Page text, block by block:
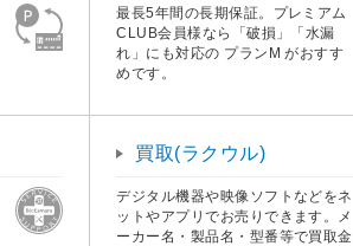
最長5年間の長期保証。プレミアム
CLUB会員様なら「破損」「水漏
れ」にも対応の プランM がおすす
めです。
買取(ラクウル)
デジタル機器や映像ソフトなどをネ
ットやアプリでお売りできます。メ
ーカー名・製品名・型番等で買取金